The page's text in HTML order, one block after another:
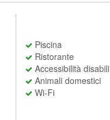
Piscina
Ristorante
Accessibilità disabili
Animali domestici
Wi-Fi